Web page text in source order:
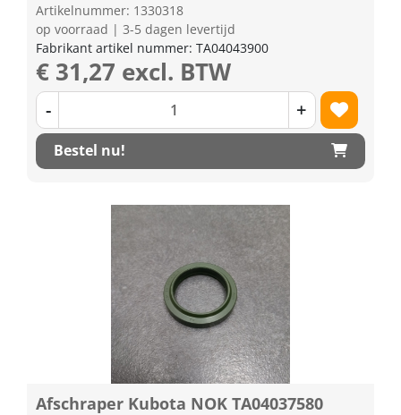
Artikelnummer: 1330318
op voorraad | 3-5 dagen levertijd
Fabrikant artikel nummer: TA04043900
€ 31,27 excl. BTW
- +
Bestel nu!
Afschraper Kubota NOK TA04037580